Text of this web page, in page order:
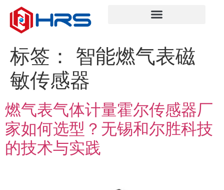
标签： 智能燃气表磁
敏传感器
燃气表气体计量霍尔传感器厂
家如何选型？无锡和尔胜科技
的技术与实践